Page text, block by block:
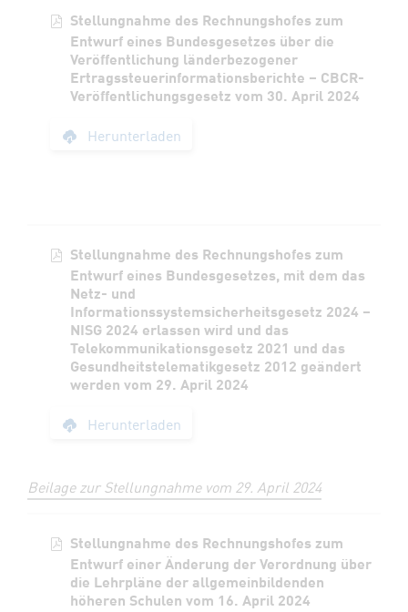
Stellungnahme des Rechnungshofes zum
Entwurf eines Bundesgesetzes über die
Veröffentlichung länderbezogener
Ertragssteuerinformationsberichte – CBCR-
Veröffentlichungsgesetz vom 30. April 2024
Stellungnahme
Herunterladen
Stellungnahme des Rechnungshofes zum
Entwurf eines Bundesgesetzes, mit dem das
Netz- und
Informationssystemsicherheitsgesetz 2024 –
NISG 2024 erlassen wird und das
Telekommunikationsgesetz 2021 und das
Gesundheitstelematikgesetz 2012 geändert
werden vom 29. April 2024
Stellungnahme
Herunterladen
Beilage zur Stellungnahme vom 29. April 2024
Stellungnahme des Rechnungshofes zum
Entwurf einer Änderung der Verordnung über
die Lehrpläne der allgemeinbildenden
höheren Schulen vom 16. April 2024